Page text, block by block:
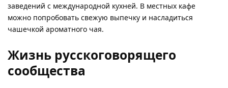
заведений с международной кухней. В местных кафе
можно попробовать свежую выпечку и насладиться
чашечкой ароматного чая.
Жизнь русскоговорящего
сообщества